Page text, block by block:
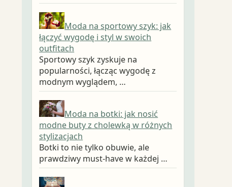
Moda na sportowy szyk: jak
łączyć wygodę i styl w swoich
outfitach
Sportowy szyk zyskuje na
popularności, łącząc wygodę z
modnym wyglądem, …
Moda na botki: jak nosić
modne buty z cholewką w różnych
stylizacjach
Botki to nie tylko obuwie, ale
prawdziwy must-have w każdej …